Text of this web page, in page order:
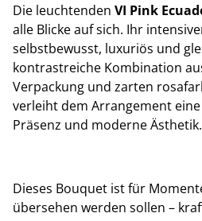
Die leuchtenden VI Pink
alle Blicke auf sich. Ihr
selbstbewusst, luxuriös und
kontrastreiche Kombination
Verpackung und zarten
verleiht dem Arrangement
Präsenz und moderne Ästhetik.
Dieses Bouquet ist für
übersehen werden sollen –